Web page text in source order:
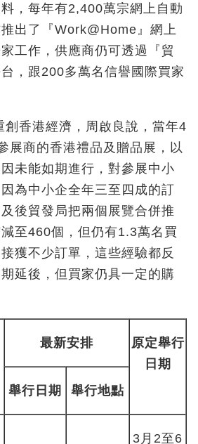
，每年有2,400萬宗網上自動
出了『Work@Home』網上
工作，供應商仍可透過『貿
，跟200多萬名信譽國際買家
創香港經濟，周啟良說，當年4
展商的香港禮品及贈品展，以
未能如期進行，對參展中小
為中小企全年三至四成的訂
後貿發局把兩個展覽合併推
至460個，但仍有1.3萬名買
獲不少訂單，這些經驗都反
延後，但買家仍具一定的購
最新安排 原定舉行
日期
舉行日期
舉行地點
3月2至6